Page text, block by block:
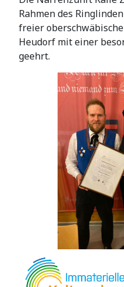
Rahmen des
freier
Heudorf mit einer
geehrt.